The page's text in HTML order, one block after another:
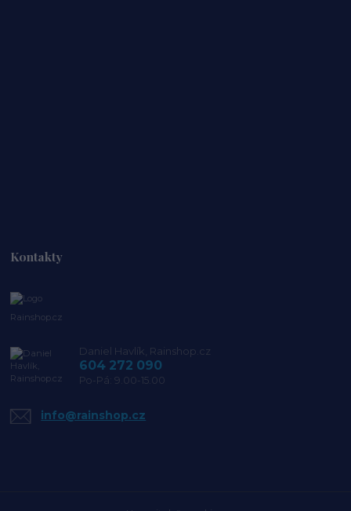
Kontakty
Rainshop.cz
Daniel Havlík, Rainshop.cz
604 272 090
Po-Pá: 9.00-15.00
info@rainshop.cz